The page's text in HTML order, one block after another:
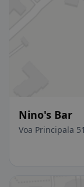
Nino's Bar
Voa Principala